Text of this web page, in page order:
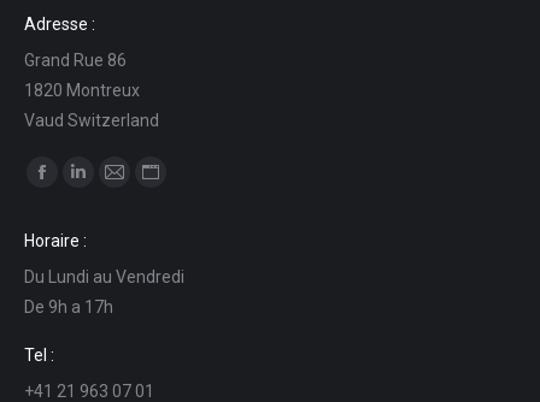
Adresse :
Grand Rue 86
1820 Montreux
Vaud Switzerland
Find us on:
opens
in
new
window
opens
in
new
in
in
Horaire :
Du Lundi au Vendredi
De 9h a 17h
Tel :
+41 21 963 07 01